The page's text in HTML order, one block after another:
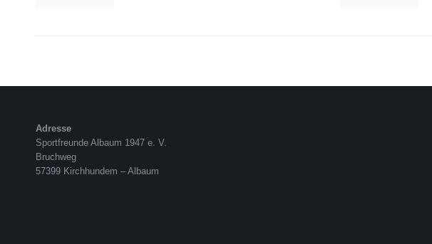
Adresse
Sportfreunde Albaum 1947 e. V.
Bruchweg
57399 Kirchhundem – Albaum